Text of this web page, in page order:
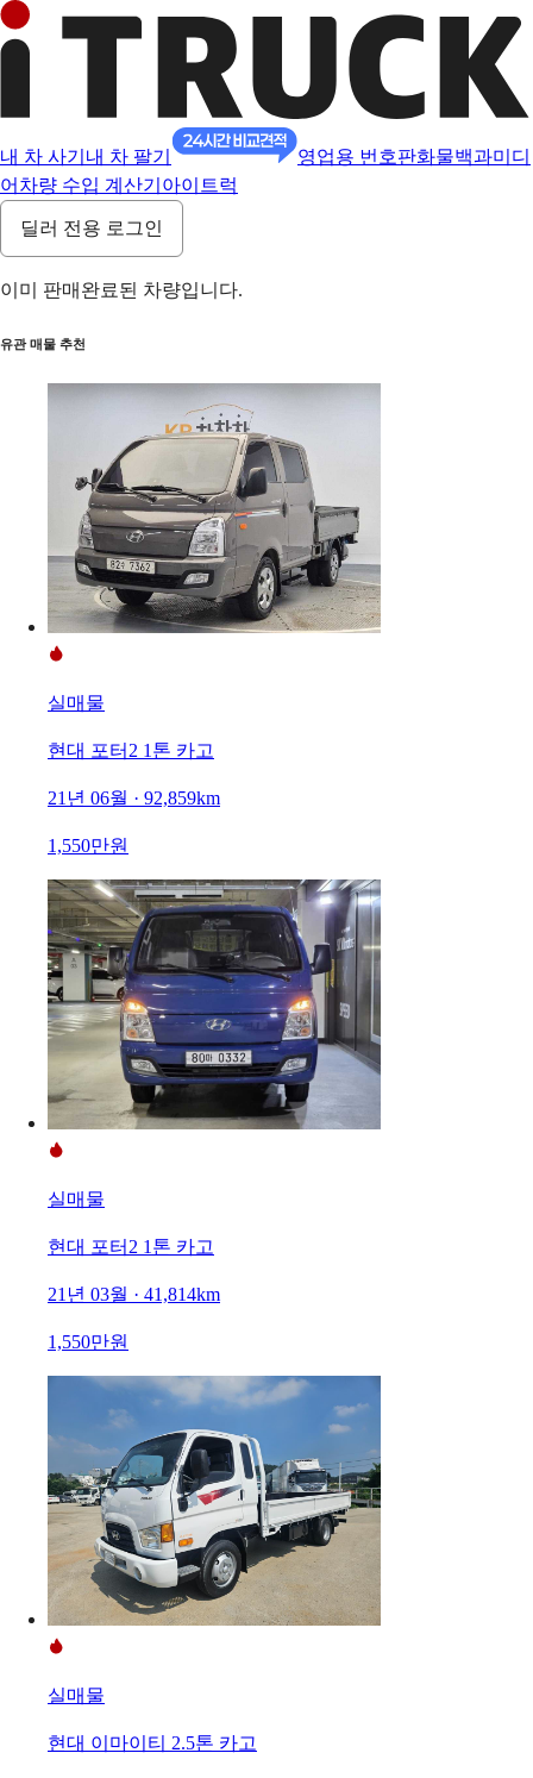
내 차 사기 내 차 팔기 영업용 번호판화물백과미디
어 차량 수입 계산기 아이트럭
딜러 전용 로그인
이미 판매완료된 차량입니다.
유관 매물 추천
실매물
현대 포터2 1톤 카고
21년 06월 · 92,859km
1,550만원
실매물
현대 포터2 1톤 카고
21년 03월 · 41,814km
1,550만원
실매물
현대 이마이티 2.5톤 카고